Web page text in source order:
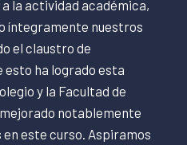
la actividad académica,
íntegramente nuestros
el claustro de
ha logrado esta
y la Facultad de
notablemente
este curso. Aspiramos